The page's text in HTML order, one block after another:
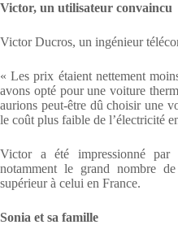
Victor, un utilisateur convaincu
Victor Ducros, un ingénieur
« Les prix étaient nettement
avons opté pour une voiture
aurions peut-être dû choisir une
le coût plus faible de l’électricité
Victor a été impressionné par
notamment le grand nombre
supérieur à celui en France.
Sonia et sa famille